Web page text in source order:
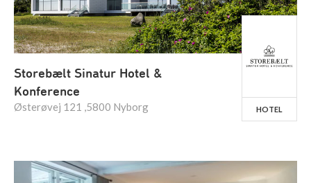
Storebælt Sinatur Hotel &
Konference
Østerøvej 121 ,5800 Nyborg HOTEL